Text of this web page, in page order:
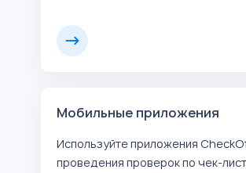
Мобильные приложения
Используйте приложения
проведения проверок по чек-